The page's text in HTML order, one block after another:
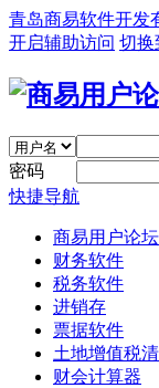
青岛商易软件开发
开启辅助访问 切换
密码
快捷导航
商易用户论坛
财务软件
税务软件
进销存
票据软件
土地增值税
财会计算器